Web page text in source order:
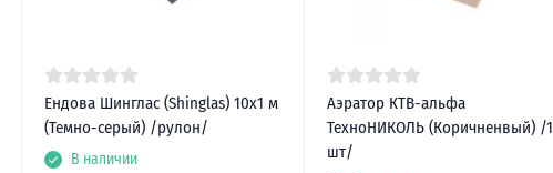
Ендова Шинглас (Shinglas) 10х1 м
(Темно-серый) /рулон/
В наличии
Аэратор КТВ-альфа
ТехноНИКОЛЬ (Коричненвый) /1
шт/